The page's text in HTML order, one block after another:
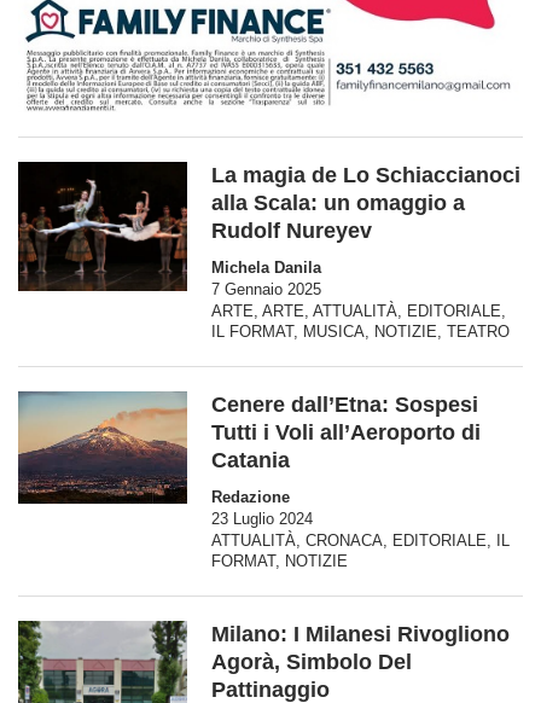
La magia de Lo Schiaccianoci
alla Scala: un omaggio a
Rudolf Nureyev
Michela Danila
7 Gennaio 2025
ARTE ARTE ATTUALITÀ EDITORIALE
IL FORMAT, MUSICA NOTIZIE TEATRO
Cenere dall’Etna: Sospesi
Tutti i Voli all’Aeroporto di
Catania
Redazione
23 Luglio 2024
ATTUALITÀ CRONACA EDITORIALE
FORMAT, NOTIZIE
Milano: I Milanesi Rivogliono
Agorà, Simbolo Del
Pattinaggio